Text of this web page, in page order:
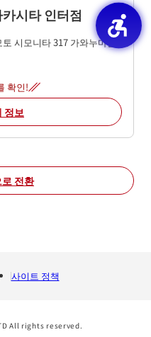
시타 인터점
시모니타 317 가와누마군
확인!
정보
전환
사이트 정책
All rights reserved.